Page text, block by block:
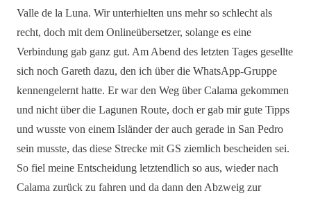
Valle de la Luna. Wir unterhielten uns mehr so schlecht als
recht, doch mit dem Onlineübersetzer, solange es eine
Verbindung gab ganz gut. Am Abend des letzten Tages gesellte
sich noch Gareth dazu, den ich über die WhatsApp-Gruppe
kennengelernt hatte. Er war den Weg über Calama gekommen
und nicht über die Lagunen Route, doch er gab mir gute Tipps
und wusste von einem Isländer der auch gerade in San Pedro
sein musste, das diese Strecke mit GS ziemlich bescheiden sei.
So fiel meine Entscheidung letztendlich so aus, wieder nach
Calama zurück zu fahren und da dann den Abzweig zur